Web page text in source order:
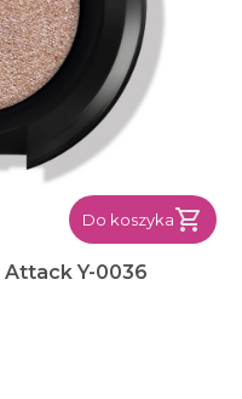
Do koszyka
Attack Y-0036